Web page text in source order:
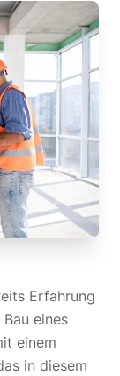
Erfahrung
eines
einem
in diesem